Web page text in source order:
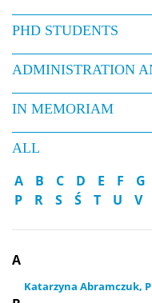
PHD STUDENTS
ADMINISTRATION
IN MEMORIAM
ALL
A B C D E F G
P
R S Ś T U V
A
Katarzyna Abramczuk,